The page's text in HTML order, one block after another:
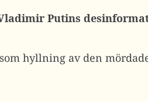
Putins
hyllning av den